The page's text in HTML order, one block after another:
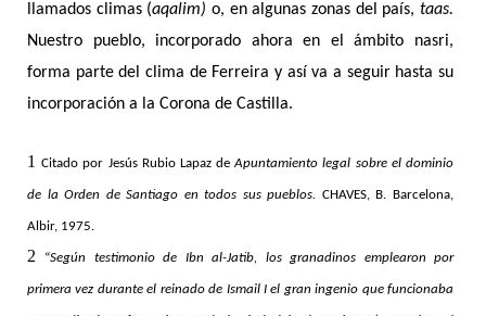
llamados climas (aqalim)o, en algunas zonas del país,taas.
Nuestro pueblo, incorporado ahora en el ámbito nasri,
forma parte del clima de Ferreira y así va a seguir hasta su
incorporación a la Corona de Castilla.
1 Citado por Jesús Rubio Lapaz deApuntamiento legal sobre el dominio
de la Orden de Santiago en todos sus pueblos. CHAVES, B. Barcelona,
Albir, 1975.
2 “Según testimonio de Ibn al-Jatib, los granadinos emplearon por
primera vez durante el reinado de Ismail I el gran ingenio que funcionaba